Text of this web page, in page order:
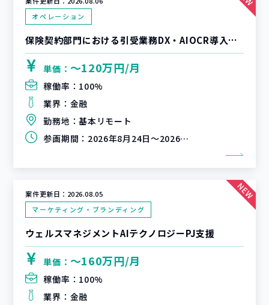
オペレーション
保険契約部門における引受業務DX・AIOCR導入支援
単価： 〜120万円/月
稼働率： 100%
業界： 金融
勤務地：基本リモート
参画期間： 2026年8月24日～2026年9月30日
案件更新日： 2026.08.05
マーケティング・ブランディング
ウェルスマネジメントAIテクノロジーPJ支援
単価： 〜160万円/月
稼働率： 100%
業界： 金融